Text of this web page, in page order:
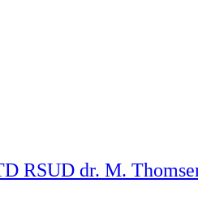
RSUD dr. M.